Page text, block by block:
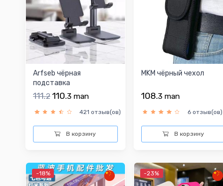
Arfseb чёрная
подставка
111.2 110.3 man
421 отзыв(ов)
В корзину
MKM чёрный чехол
108.3 man
6 отзыв(ов)
В корзину
-18% -23%